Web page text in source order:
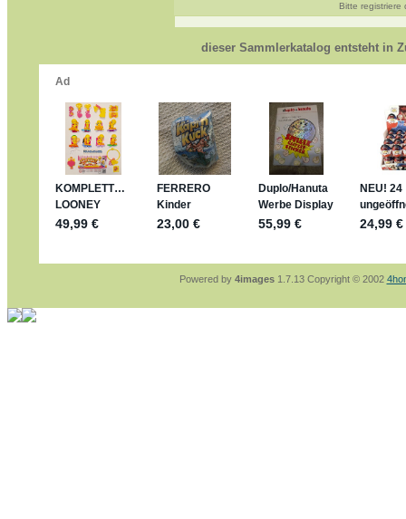
Bonsaipanther:geschrieben am: 10. 5.
@ Harald
https://www.ue-ei-portal-
Dein Enkel sollte zur Strafe die nächsten
Für die Figuren VC307, 310, 318 und 326
mein Enkel hat die leider weggeworfen
jan-lukas:geschrieben am: 29. 4. 2026 -
https://www.ferrero-
sammelspass.de/einladung/
jan-lukas:geschrieben am: 28. 4. 2026 -
stimmt, jetzt fällt es mir auch ein
*Bussi*
geschrieben am: 28. 4.
So habe ich das in Erinnerung ... oder?
jan-lukas:geschrieben am: 28. 4. 2026 -
Bitte registriere
dieser Sammlerkatalog entsteht in
Powered by 4images1.7.13 Copyright © 2002